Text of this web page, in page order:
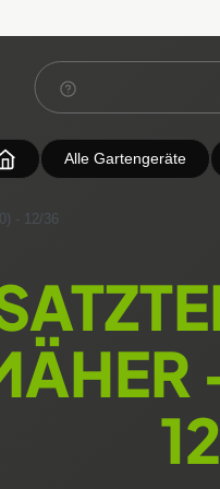
Alle Gartengeräte
- 12/36